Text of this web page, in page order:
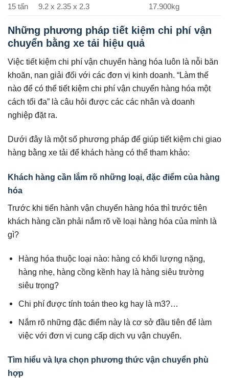
15 tấn 9.2 x 2.35 x 2.3 17.900kg
Những phương pháp tiết kiệm chi phí vận
chuyển bằng xe tải hiệu quả
Việc tiết kiệm chi phí vận chuyển hàng hóa luôn là nỗi băn
khoăn, nan giải đối với các đơn vị kinh doanh. “Làm thế
nào để có thể tiết kiệm chi phí vận chuyển hàng hóa một
cách tối đa” là câu hỏi được các các nhân và doanh
nghiệp đặt ra.
Dưới đây là một số phương pháp để giúp tiết kiệm chi giao
hàng bằng xe tải để khách hàng có thể tham khảo:
Khách hàng cần lắm rõ những loại, đặc điểm của hàng
hóa
Trước khi tiến hành vận chuyển hàng hóa thì trước tiên
khách hàng cần phải nắm rõ về loại hàng hóa của mình là
gì?
Hàng hóa thuộc loại nào: hàng có khối lượng nặng,
hàng nhẹ, hàng cồng kềnh hay là hàng siêu trường
siêu trọng?
Chi phí được tính toán theo kg hay là m3?…
Nắm rõ những đặc điểm này là cơ sở đầu tiên để làm
việc với đơn vị cung cấp dịch vụ vận chuyển.
Tìm hiểu và lựa chọn phương thức vận chuyển phù
hợp